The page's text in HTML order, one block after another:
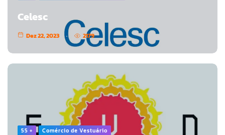
Celesc
Dez 22, 2023 2179
55 + Comércio de Vestuário